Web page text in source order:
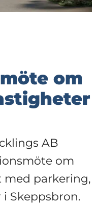
om
AB
om
med parkering,
Skeppsbron.